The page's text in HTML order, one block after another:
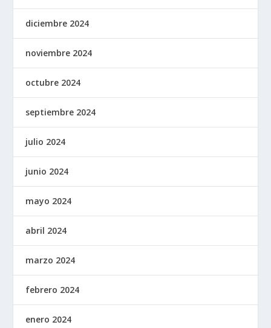
diciembre 2024
noviembre 2024
octubre 2024
septiembre 2024
julio 2024
junio 2024
mayo 2024
abril 2024
marzo 2024
febrero 2024
enero 2024